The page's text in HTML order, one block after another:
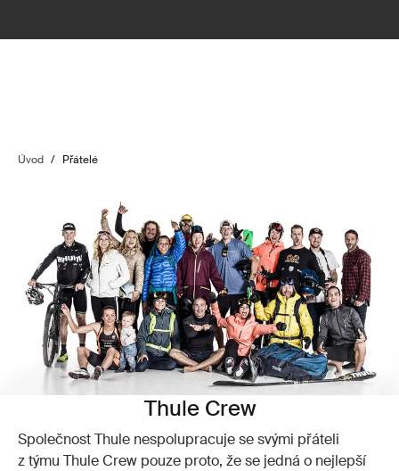
Úvod / Přátelé
Thule Crew
Společnost Thule nespolupracuje se svými přáteli
z týmu Thule Crew pouze proto, že se jedná o nejlepší